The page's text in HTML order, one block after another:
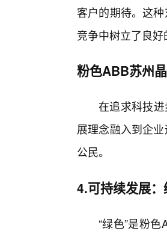
客户的期待。这
竞争中树立了良好
粉色ABB苏州
在追求科技
展理念融入到企
公民。
4.可持续发展
“绿色”是粉